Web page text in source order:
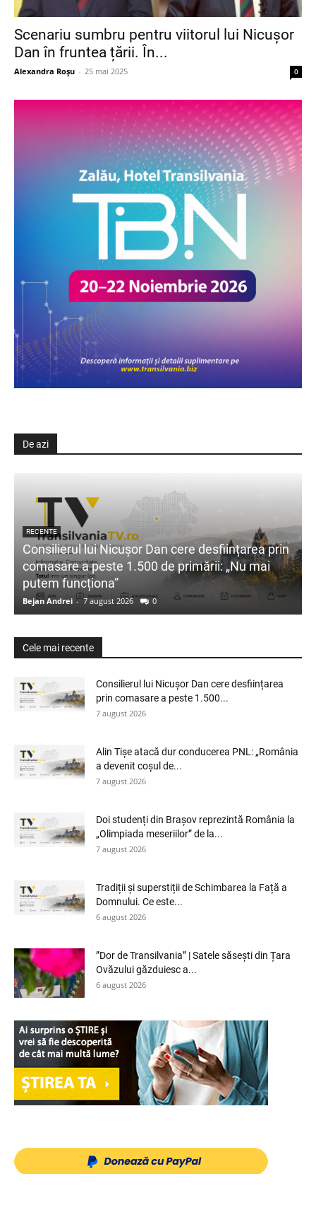
Scenariu sumbru pentru viitorul lui Nicușor
Dan în fruntea țării. În...
Alexandra Roșu - 25 mai 2025 0
De azi
RECENTE
Consilierul lui Nicușor Dan cere desființarea prin
comasare a peste 1.500 de primării: „Nu mai
putem funcționa”
Bejan Andrei - 7 august 2026 0
Cele mai recente
Consilierul lui Nicușor Dan cere desființarea
prin comasare a peste 1.500...
7 august 2026
Alin Tișe atacă dur conducerea PNL: „România
a devenit coșul de...
7 august 2026
Doi studenți din Brașov reprezintă România la
„Olimpiada meseriilor” de la...
7 august 2026
Tradiții și superstiții de Schimbarea la Față a
Domnului. Ce este...
6 august 2026
”Dor de Transilvania” | Satele săsești din Țara
Ovăzului găzduiesc a...
6 august 2026